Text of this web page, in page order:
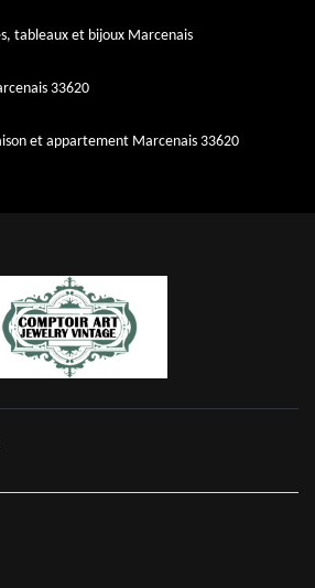
tableaux et bijoux Marcenais
33620
et appartement Marcenais 33620